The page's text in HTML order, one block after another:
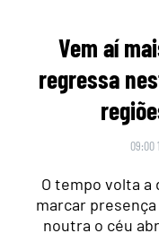
Vem aí
regressa
09:00
O tempo volta
marcar
noutra o céu